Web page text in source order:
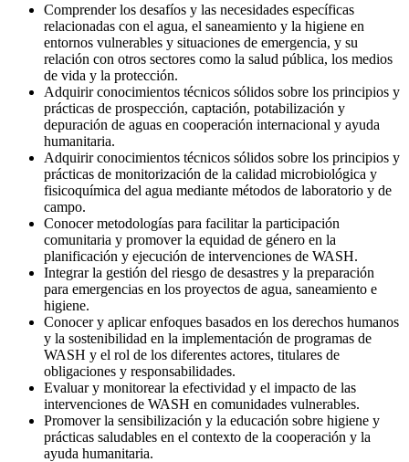
Comprender los desafíos y las necesidades específicas
relacionadas con el agua, el saneamiento y la higiene en
entornos vulnerables y situaciones de emergencia, y su
relación con otros sectores como la salud pública, los medios
de vida y la protección.
Adquirir conocimientos técnicos sólidos sobre los principios y
prácticas de prospección, captación, potabilización y
depuración de aguas en cooperación internacional y ayuda
humanitaria.
Adquirir conocimientos técnicos sólidos sobre los principios y
prácticas de monitorización de la calidad microbiológica y
fisicoquímica del agua mediante métodos de laboratorio y de
campo.
Conocer metodologías para facilitar la participación
comunitaria y promover la equidad de género en la
planificación y ejecución de intervenciones de WASH.
Integrar la gestión del riesgo de desastres y la preparación
para emergencias en los proyectos de agua, saneamiento e
higiene.
Conocer y aplicar enfoques basados en los derechos humanos
y la sostenibilidad en la implementación de programas de
WASH y el rol de los diferentes actores, titulares de
obligaciones y responsabilidades.
Evaluar y monitorear la efectividad y el impacto de las
intervenciones de WASH en comunidades vulnerables.
Promover la sensibilización y la educación sobre higiene y
prácticas saludables en el contexto de la cooperación y la
ayuda humanitaria.